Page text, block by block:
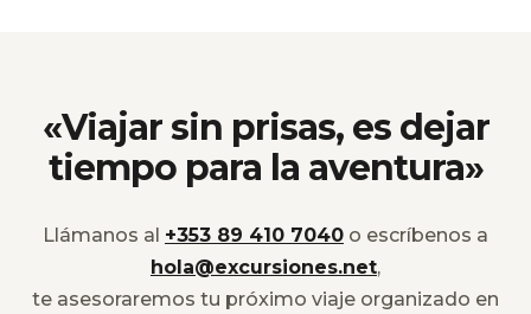
«Viajar sin prisas, es dejar
tiempo para la aventura»
Llámanos al +353 89 410 7040 o escríbenos a
hola@excursiones.net,
te asesoraremos tu próximo viaje organizado en